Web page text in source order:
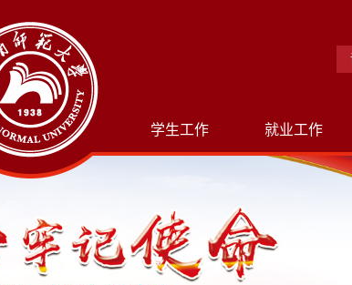
学生工作 就业工作